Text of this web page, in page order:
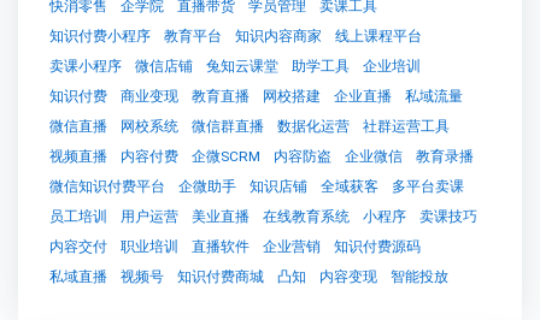
快消零售 企学院 直播带货 学员管理
卖课工具
知识付费小程序
教育平台 知识内容商家
线上课程平台
卖课小程序
微信店铺 兔知云课堂 助学工具
企业培训
知识付费
商业变现 教育直播 网校搭建 企业直播
私域流量
微信直播
网校系统 微信群直播 数据化运营
社群运营工具
视频直播
内容付费 企微SCRM 内容防盗 企业微信
教育录播
微信知识付费平台
企微助手 知识店铺 全域获客
多平台卖课
员工培训
用户运营 美业直播 在线教育系统 小程序
卖课技巧
内容交付
职业培训 直播软件 企业营销
知识付费源码
私域直播
视频号 知识付费商城 凸知 内容变现 智能投放